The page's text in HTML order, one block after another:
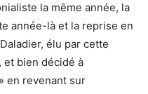
la même année, la
année-là et la reprise en
élu par cette
et bien décidé à
en revenant sur